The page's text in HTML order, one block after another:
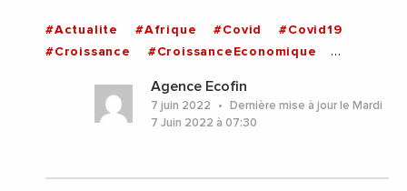
#Actualite #Afrique #Covid
#Covid19
#Croissance
#CroissanceEconomique
Agence Ecofin
7 juin 2022
Dernière mise à jour le Mardi
7 Juin 2022 à 07:30